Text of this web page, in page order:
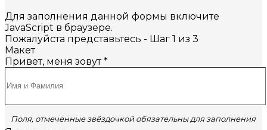
Для заполнения данной формы включите
JavaScript в браузере.
Пожалуйста представьтесь - Шаг 1 из 3
Макет
Привет, меня зовут*
Поля, отмеченные звёздочкой обязательны для заполнения